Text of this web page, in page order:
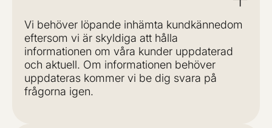
Vi behöver löpande inhämta kundkännedom
eftersom vi är skyldiga att hålla
informationen om våra kunder uppdaterad
och aktuell. Om informationen behöver
uppdateras kommer vi be dig svara på
frågorna igen.